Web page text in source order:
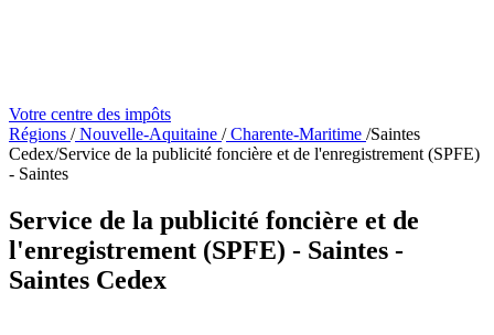
Votre centre des impôts
Régions /Nouvelle-Aquitaine /Charente-Maritime /Saintes
Cedex/Service de la publicité foncière et de l'enregistrement (SPFE)
- Saintes
Service de la publicité foncière et de
l'enregistrement (SPFE) - Saintes -
Saintes Cedex